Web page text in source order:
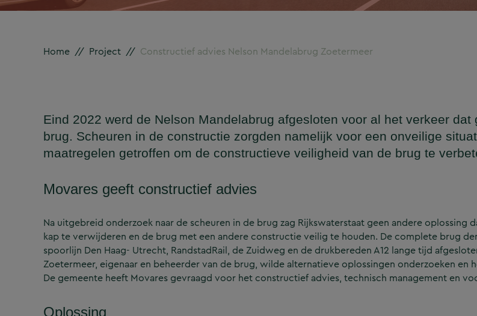
Home // Project // Constructief advies Nelson Mandelabrug Zoetermeer
Eind 2022 werd de Nelson Mandelabrug afgesloten voor al het verkeer dat
brug. Scheuren in de constructie zorgden namelijk voor een onveilige
maatregelen getroffen om de constructieve veiligheid van de brug te
Movares geeft constructief advies
Na uitgebreid onderzoek naar de scheuren in de brug zag Rijkswaterstaat geen andere oplossing
kap te verwijderen en de brug met een andere constructie veilig te houden. De complete brug
spoorlijn Den Haag- Utrecht, RandstadRail, de Zuidweg en de drukbereden A12 lange tijd
Zoetermeer, eigenaar en beheerder van de brug, wilde alternatieve oplossingen onderzoeken en
De gemeente heeft Movares gevraagd voor het constructief advies, technisch management en
Oplossing